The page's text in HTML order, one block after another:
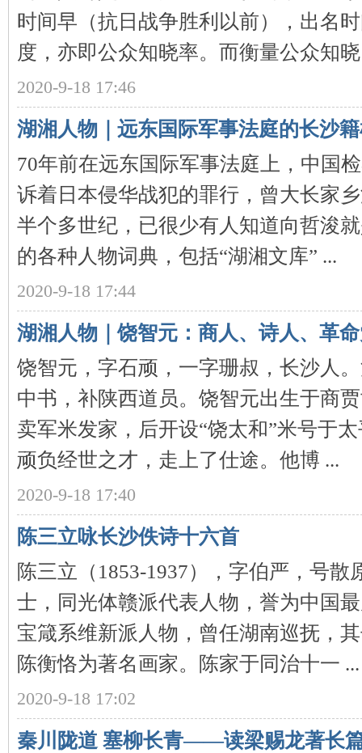
时间早（抗日战争胜利以前），出名
度，亦即公众知晓率。而衡量公众知
2020-9-18 17:46
湖湘人物｜远东国际军事法庭的长沙
70年前在远东国际军事法庭上，中国
诉着日本侵华战犯的罪行，曾大长家
半个多世纪，已很少有人知道向哲浚
的各种人物词典，包括“湖湘文库” ...
2020-9-18 17:44
湖湘人物｜饶智元：商人、诗人、革
饶智元，字石顽，一字珊叔，长沙人
中书，补陕西道员。饶智元出生于商
卖军米发家，后开设“饶太和”米号于
顽负经世之才，走上了仕途。他博 ...
2020-9-18 17:40
陈三立咏长沙佚诗十六首
陈三立（1853-1937），字伯严，号
士，同光体赣派代表人物，誉为中国
宝箴系维新派人物，曾任湖南巡抚，
陈衡恪为著名画家。陈家于同治十一 ...
2020-9-18 17:02
秦川陇道 塞柳长青——读梁赐龙著长